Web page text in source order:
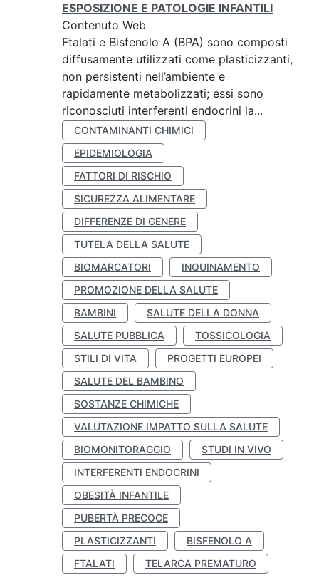
ESPOSIZIONE E PATOLOGIE INFANTILI
Contenuto Web
Ftalati e Bisfenolo A (BPA) sono composti
diffusamente utilizzati come plasticizzanti,
non persistenti nell’ambiente e
rapidamente metabolizzati; essi sono
riconosciuti interferenti endocrini la...
CONTAMINANTI CHIMICI
EPIDEMIOLOGIA
FATTORI DI RISCHIO
SICUREZZA ALIMENTARE
DIFFERENZE DI GENERE
TUTELA DELLA SALUTE
BIOMARCATORI
INQUINAMENTO
PROMOZIONE DELLA SALUTE
BAMBINI
SALUTE DELLA DONNA
SALUTE PUBBLICA
TOSSICOLOGIA
STILI DI VITA
PROGETTI EUROPEI
SALUTE DEL BAMBINO
SOSTANZE CHIMICHE
VALUTAZIONE IMPATTO SULLA SALUTE
BIOMONITORAGGIO
STUDI IN VIVO
INTERFERENTI ENDOCRINI
OBESITÀ INFANTILE
PUBERTÀ PRECOCE
PLASTICIZZANTI
BISFENOLO A
FTALATI
TELARCA PREMATURO